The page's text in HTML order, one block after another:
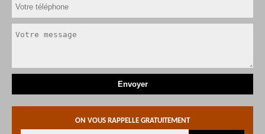
ON VOUS RAPPELLE GRATUITEMENT